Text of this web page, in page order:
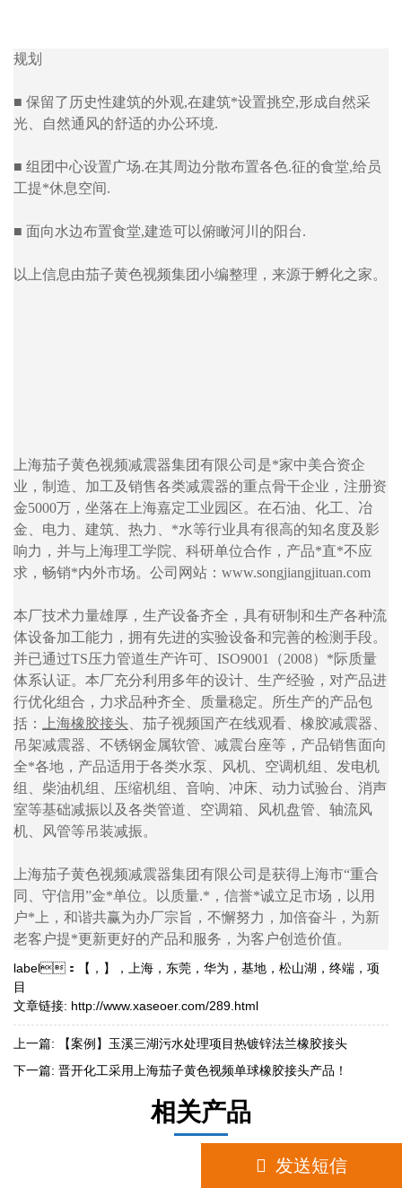
规划
■ 保留了历史性建筑的外观,在建筑*设置挑空,形成自然采
光、自然通风的舒适的办公环境.
■ 组团中心设置广场.在其周边分散布置各色.征的食堂,给员
工提*休息空间.
■ 面向水边布置食堂,建造可以俯瞰河川的阳台.
以上信息由茄子黄色视频集团小编整理，来源于孵化之家。
上海茄子黄色视频减震器集团有限公司是*家中美合资企
业，制造、加工及销售各类减震器的重点骨干企业，注册资
金5000万，坐落在上海嘉定工业园区。在石油、化工、冶
金、电力、建筑、热力、*水等行业具有很高的知名度及影
响力，并与上海理工学院、科研单位合作，产品*直*不应
求，畅销*内外市场。公司网站：www.songjiangjituan.com
本厂技术力量雄厚，生产设备齐全，具有研制和生产各种流
体设备加工能力，拥有先进的实验设备和完善的检测手段。
并已通过TS压力管道生产许可、ISO9001（2008）*际质量
体系认证。本厂充分利用多年的设计、生产经验，对产品进
行优化组合，力求品种齐全、质量稳定。所生产的产品包
括：
上海橡胶接头 、茄子视频国产在线观看、橡胶减震器、
吊架减震器、不锈钢金属软管、减震台座等，产品销售面向
全*各地，产品适用于各类水泵、风机、空调机组、发电机
组、柴油机组、压缩机组、音响、冲床、动力试验台、消声
室等基础减振以及各类管道、空调箱、风机盘管、轴流风
机、风管等吊装减振。
上海茄子黄色视频减震器集团有限公司是获得上海市“重合
同、守信用”金*单位。以质量.*，信誉*诚立足市场，以用
户*上，和谐共赢为办厂宗旨，不懈努力，加倍奋斗，为新
老客户提*更新更好的产品和服务，为客户创造价值。
label： 【 ， 】 ， 上海 ， 东莞 ， 华为 ， 基地 ， 松山湖 ， 终端 ， 项
目
文章链接: http://www.xaseoer.com/289.html
上一篇:
【案例】玉溪三湖污水处理项目热镀锌法兰橡胶接头
下一篇: 晋开化工采用上海茄子黄色视频单球橡胶接头产品！
相关产品
发送短信